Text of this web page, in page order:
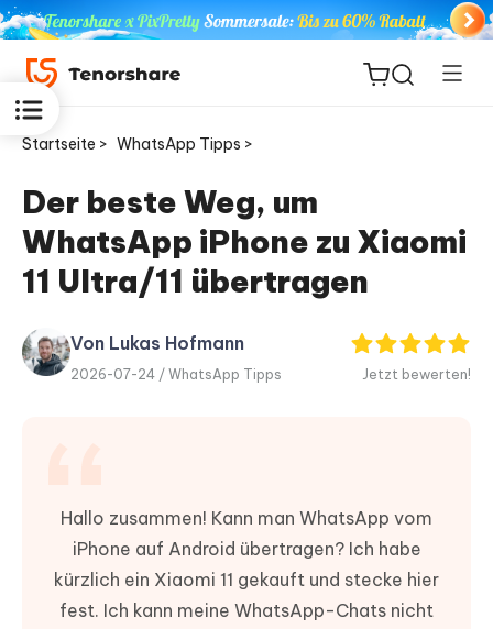
ReiBoot
for iOS
PDF
Editor
Neu
Startseite > WhatsApp Tipps >
Der beste Weg, um
WhatsApp iPhone zu Xiaomi
11 Ultra/11 übertragen
Von Lukas Hofmann
2026-07-24 / WhatsApp Tipps Jetzt bewerten!
Hallo zusammen! Kann man WhatsApp vom
iPhone auf Android übertragen? Ich habe
kürzlich ein Xiaomi 11 gekauft und stecke hier
fest. Ich kann meine WhatsApp-Chats nicht